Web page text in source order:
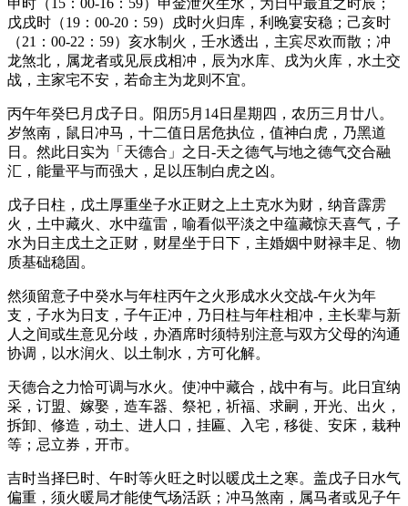
戊戌时（19：00-20：59）戌时火归库，利晚宴安稳；己亥时
（21：00-22：59）亥水制火，壬水透出，主宾尽欢而散；冲
龙煞北，属龙者或见辰戌相冲，辰为水库、戌为火库，水土交
战，主家宅不安，若命主为龙则不宜。
丙午年癸巳月戊子日。阳历5月14日星期四，农历三月廿八。
岁煞南，鼠日冲马，十二值日居危执位，值神白虎，乃黑道
日。然此日实为「天德合」之日-天之德气与地之德气交合融
汇，能量平与而强大，足以压制白虎之凶。
戊子日柱，戊土厚重坐子水正财之上土克水为财，纳音霹雳
火，土中藏火、水中蕴雷，喻看似平淡之中蕴藏惊天喜气，子
水为日主戊土之正财，财星坐于日下，主婚姻中财禄丰足、物
质基础稳固。
然须留意子中癸水与年柱丙午之火形成水火交战-午火为年
支，子水为日支，子午正冲，乃日柱与年柱相冲，主长辈与新
人之间或生意见分歧，办酒席时须特别注意与双方父母的沟通
协调，以水润火、以土制水，方可化解。
天德合之力恰可调与水火。使冲中藏合，战中有与。此日宜纳
采，订盟、嫁娶，造车器、祭祀，祈福、求嗣，开光、出火，
拆卸、修造，动土、进人口，挂匾、入宅，移徙、安床，栽种
等；忌立券，开市。
吉时当择巳时、午时等火旺之时以暖戊土之寒。盖戊子日水气
偏重，须火暖局才能使气场活跃；冲马煞南，属马者或见子午